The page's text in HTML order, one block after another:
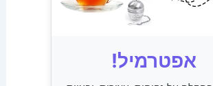
אפטרמיל!